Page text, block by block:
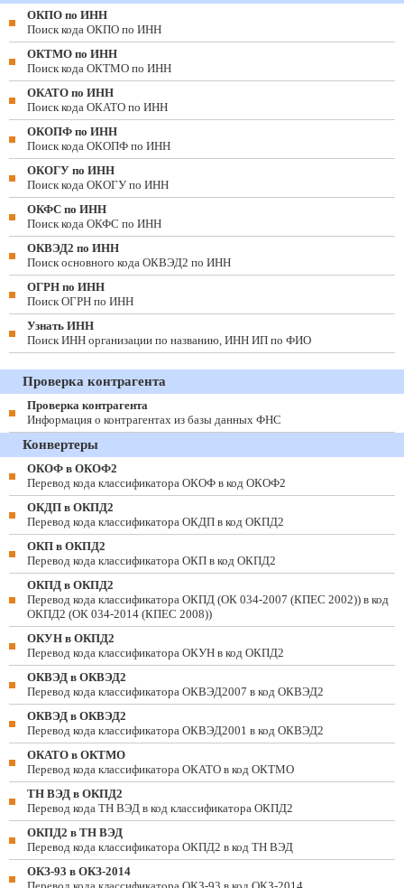
ОКПО по ИНН
Поиск кода ОКПО по ИНН
ОКТМО по ИНН
Поиск кода ОКТМО по ИНН
ОКАТО по ИНН
Поиск кода ОКАТО по ИНН
ОКОПФ по ИНН
Поиск кода ОКОПФ по ИНН
ОКОГУ по ИНН
Поиск кода ОКОГУ по ИНН
ОКФС по ИНН
Поиск кода ОКФС по ИНН
ОКВЭД2 по ИНН
Поиск основного кода ОКВЭД2 по ИНН
ОГРН по ИНН
Поиск ОГРН по ИНН
Узнать ИНН
Поиск ИНН организации по названию, ИНН ИП по ФИО
Проверка контрагента
Проверка контрагента
Информация о контрагентах из базы данных ФНС
Конвертеры
ОКОФ в ОКОФ2
Перевод кода классификатора ОКОФ в код ОКОФ2
ОКДП в ОКПД2
Перевод кода классификатора ОКДП в код ОКПД2
ОКП в ОКПД2
Перевод кода классификатора ОКП в код ОКПД2
ОКПД в ОКПД2
Перевод кода классификатора ОКПД (ОК 034-2007 (КПЕС 2002)) в код
ОКПД2 (ОК 034-2014 (КПЕС 2008))
ОКУН в ОКПД2
Перевод кода классификатора ОКУН в код ОКПД2
ОКВЭД в ОКВЭД2
Перевод кода классификатора ОКВЭД2007 в код ОКВЭД2
ОКВЭД в ОКВЭД2
Перевод кода классификатора ОКВЭД2001 в код ОКВЭД2
ОКАТО в ОКТМО
Перевод кода классификатора ОКАТО в код ОКТМО
ТН ВЭД в ОКПД2
Перевод кода ТН ВЭД в код классификатора ОКПД2
ОКПД2 в ТН ВЭД
Перевод кода классификатора ОКПД2 в код ТН ВЭД
ОКЗ-93 в ОКЗ-2014